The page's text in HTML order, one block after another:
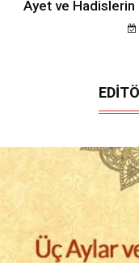
Ayet ve Hadislerin